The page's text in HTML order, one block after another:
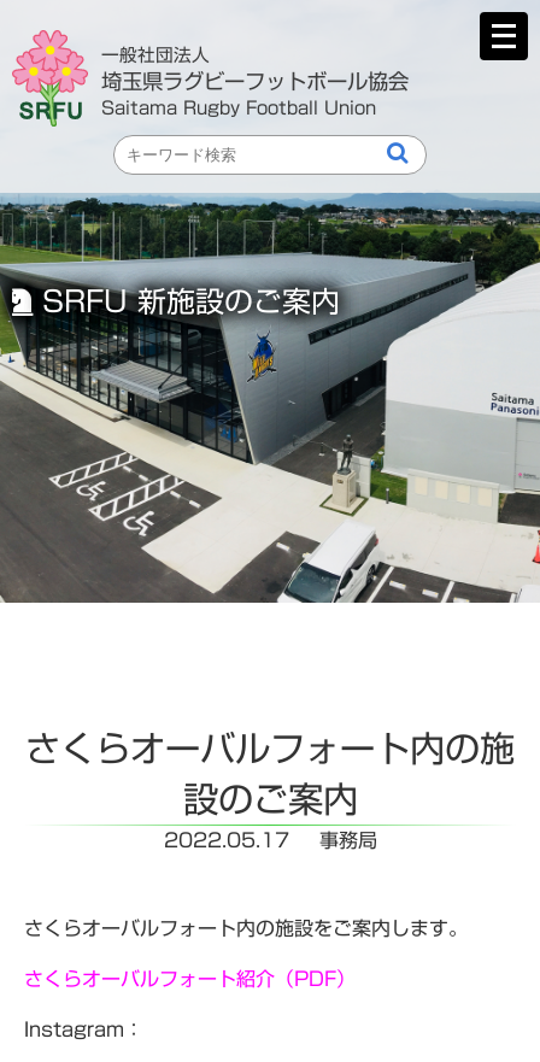
一般社団法人
埼玉県ラグビーフットボール協会
Saitama Rugby Football Union
メ
ニ
SRFU 新施設のご案内
さくらオーバルフォート内の施
設のご案内
2022.05.17 事務局
さくらオーバルフォート内の施設をご案内します。
さくらオーバルフォート紹介（PDF）
Instagram：